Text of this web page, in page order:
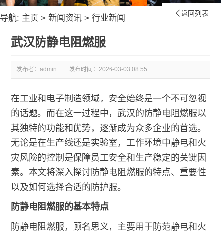
导航: 主页 > 新闻资讯 > 行业新闻  返回列表
武汉防静电阻燃服
发布者：admin 发布时间：2026-03-03 08:55
在工业和电子制造领域，安全始终是一个不可忽视
的话题。而在这一过程中，武汉的防静电阻燃服以
其独特的功能和优势，逐渐成为众多企业的首选。
无论是在生产线还是实验室，工作环境中静电和火
灾风险的控制是保障员工安全和生产稳定的关键因
素。本文将深入探讨防静电阻燃服的特点、重要性
以及如何选择合适的防护服。
防静电阻燃服的基本特点
防静电阻燃服，顾名思义，主要用于防范静电和火